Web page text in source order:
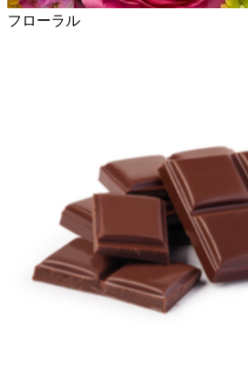
フローラル